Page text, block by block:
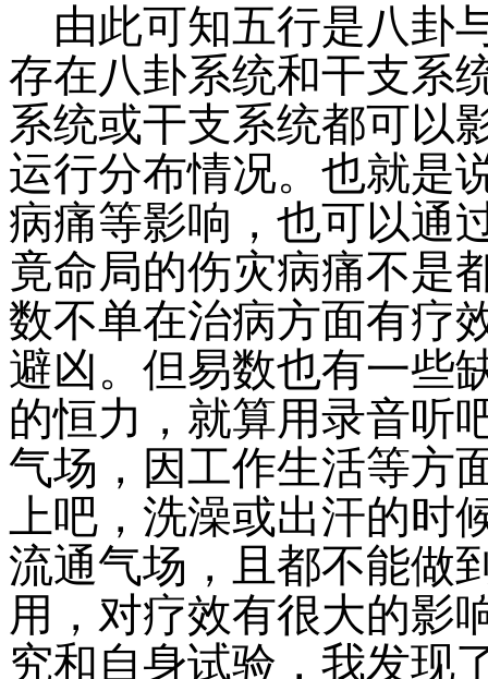
由此可知五行是八卦
存在八卦系统和干支系
系统或干支系统都可以
运行分布情况。也就是
病痛等影响，也可以通
竟命局的伤灾病痛不是
数不单在治病方面有疗
避凶。但易数也有一些
的恒力，就算用录音听
气场，因工作生活等方
上吧，洗澡或出汗的时
流通气场，且都不能做
用，对疗效有很大的影
究和自身试验，我发现